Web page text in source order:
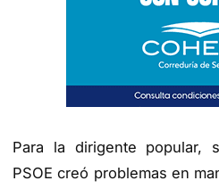
Para la dirigente popular,
PSOE creó problemas en